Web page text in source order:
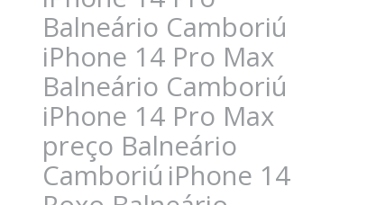
Balneário Camboriú
iPhone 14 Pro Max
Balneário Camboriú
iPhone 14 Pro Max
preço Balneário
Camboriú iPhone 14